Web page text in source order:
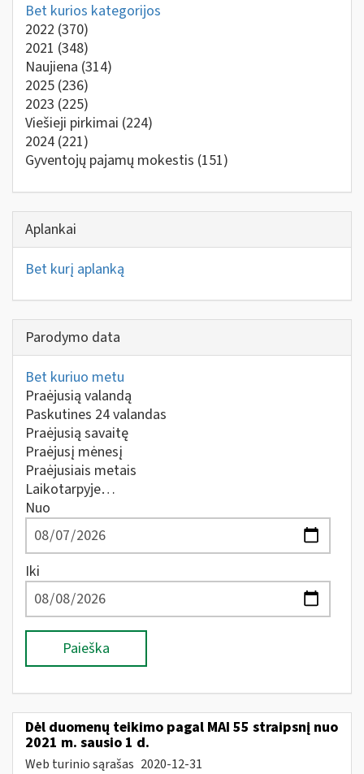
Bet kurios kategorijos
2022 (370)
2021 (348)
Naujiena (314)
2025 (236)
2023 (225)
Viešieji pirkimai (224)
2024 (221)
Gyventojų pajamų mokestis (151)
Aplankai
Bet kurį aplanką
Parodymo data
Bet kuriuo metu
Praėjusią valandą
Paskutines 24 valandas
Praėjusią savaitę
Praėjusį mėnesį
Praėjusiais metais
Laikotarpyje…
Nuo
Iki
Paieška
Dėl duomenų teikimo pagal MAI 55 straipsnį nuo
2021 m. sausio 1 d.
Web turinio sąrašas 2020-12-31